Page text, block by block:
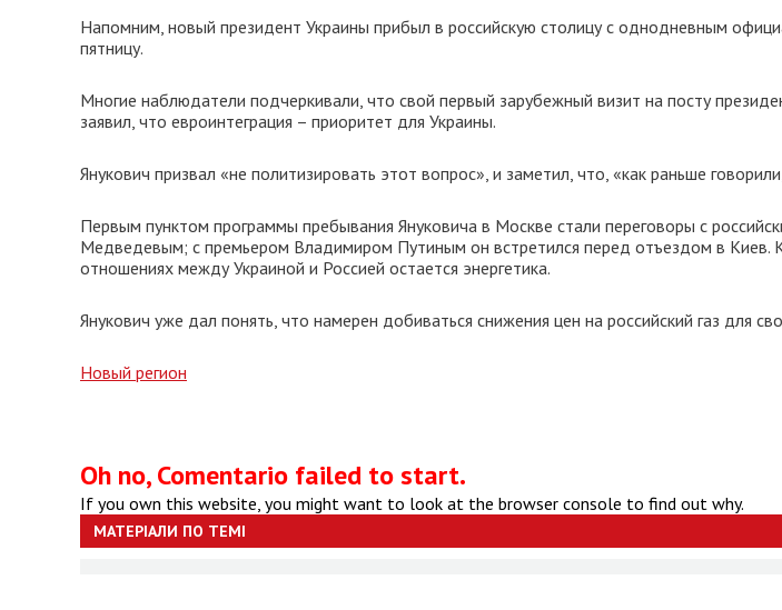
Напомним, новый президент Украины прибыл в российскую столицу с однодневным
пятницу.
Многие наблюдатели подчеркивали, что свой первый зарубежный визит на посту
заявил, что евроинтеграция – приоритет для Украины.
Янукович призвал «не политизировать этот вопрос», и заметил, что, «как раньше
Первым пунктом программы пребывания Януковича в Москве стали переговоры с
Медведевым; с премьером Владимиром Путиным он встретился перед отъездом в Киев.
отношениях между Украиной и Россией остается энергетика.
Янукович уже дал понять, что намерен добиваться снижения цен на российский газ для
Новый регион
Oh no, Comentario failed to start.
If you own this website, you might want to look at the browser console to find out why.
МАТЕРІАЛИ ПО ТЕМІ